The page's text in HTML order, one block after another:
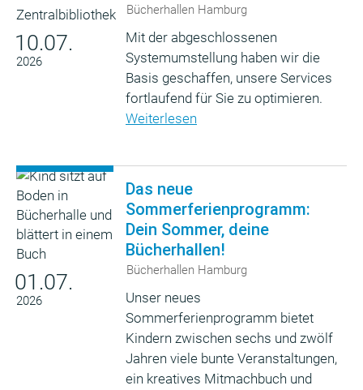
10.07.
2026
Bücherhallen Hamburg
Mit der abgeschlossenen
Systemumstellung haben wir die
Basis geschaffen, unsere Services
fortlaufend für Sie zu optimieren.
Weiterlesen
01.07.
2026
Das neue
Sommerferienprogramm:
Dein Sommer, deine
Bücherhallen!
Bücherhallen Hamburg
Unser neues
Sommerferienprogramm bietet
Kindern zwischen sechs und zwölf
Jahren viele bunte Veranstaltungen,
ein kreatives Mitmachbuch und